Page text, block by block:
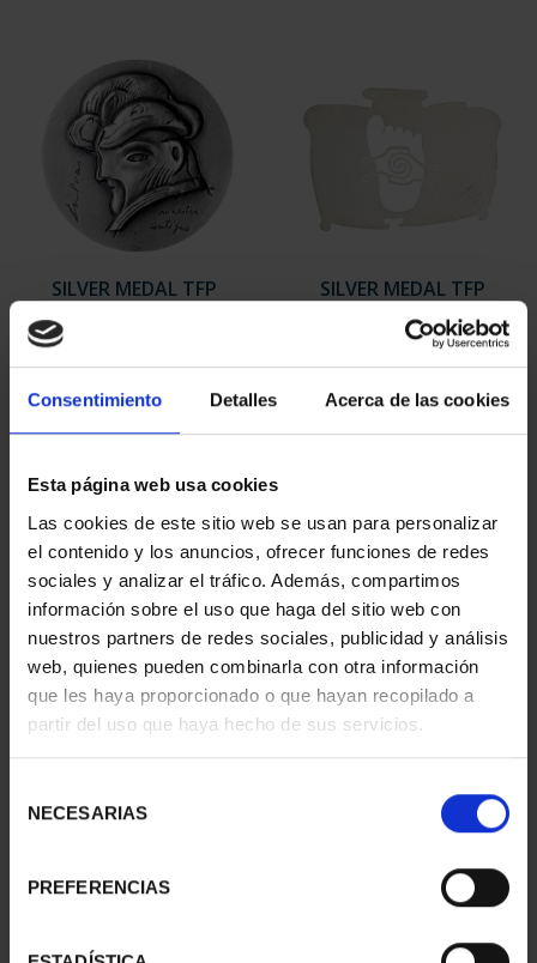
Consentimiento Detalles Acerca de las cookies
Esta página web usa cookies
Las cookies de este sitio web se usan para personalizar
el contenido y los anuncios, ofrecer funciones de redes
sociales y analizar el tráfico. Además, compartimos
información sobre el uso que haga del sitio web con
nuestros partners de redes sociales, publicidad y análisis
web, quienes pueden combinarla con otra información
que les haya proporcionado o que hayan recopilado a
partir del uso que haya hecho de sus servicios.
NECESARIAS
PREFERENCIAS
SILVER MEDAL TFP
AWARDS 1997 JOSE LUIS
€443.00
SILVER MEDAL TFP
AWARDS 2000
ROBERTO MAT...
€443.00
€443.00
GORDILLO
€443.00